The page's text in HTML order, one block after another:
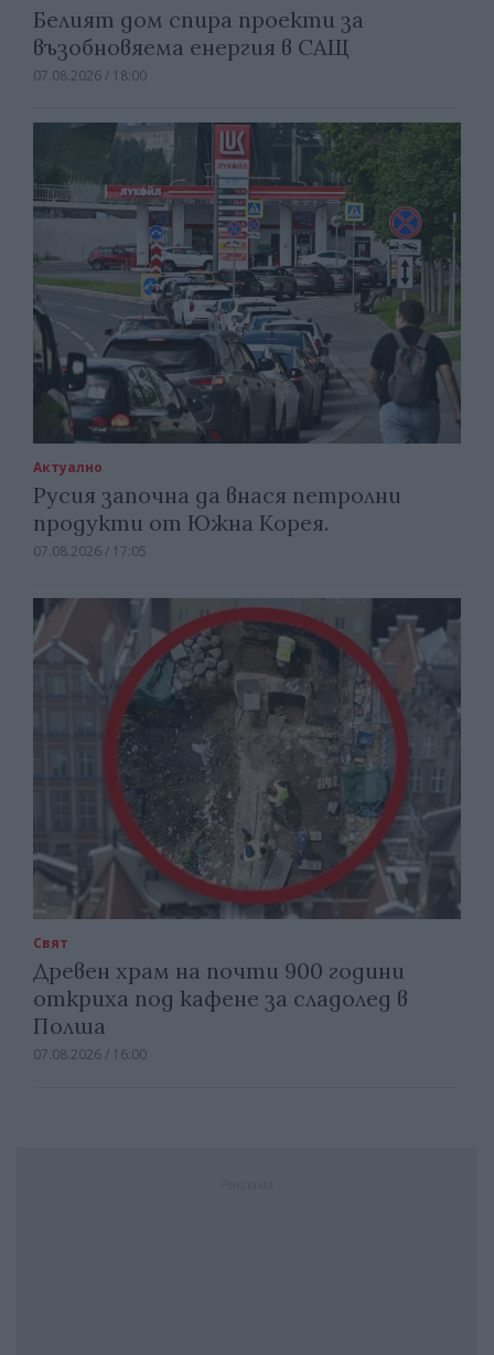
Белият дом спира проекти за
възобновяема енергия в САЩ
07.08.2026 / 18:00
Актуално
Русия започна да внася петролни
продукти от Южна Корея.
07.08.2026 / 17:05
Свят
Древен храм на почти 900 години
откриха под кафене за сладолед в
Полша
07.08.2026 / 16:00